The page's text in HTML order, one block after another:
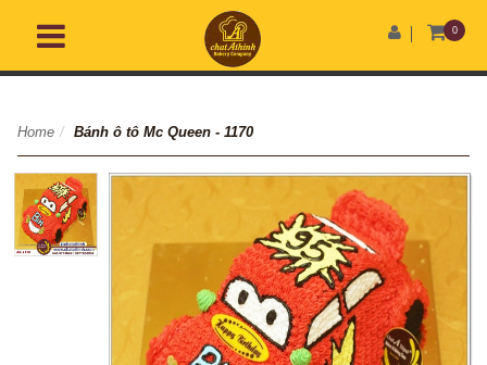
0
Home / Bánh ô tô Mc Queen - 1170